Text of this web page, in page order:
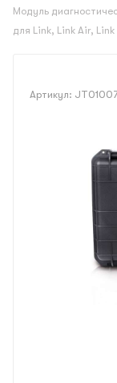
Модуль
для Link, Link Air, Link
Артикул: